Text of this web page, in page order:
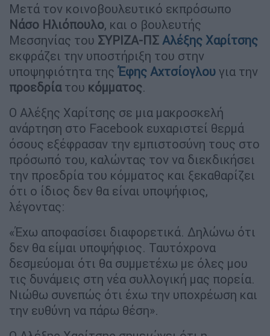
Μετά τον κοινοβουλευτικό εκπρόσωπο
Νάσο Ηλιόπουλο, και ο βουλευτής
Μεσσηνίας του ΣΥΡΙΖΑ-ΠΣ Αλέξης Χαρίτσης
εκφράζει την υποστήριξη του στην
υποψηφιότητα της Έφης Αχτσίογλου για την
προεδρίατου κόμματος.
Ο Αλέξης Χαρίτσης σε μια μακροσκελή
ανάρτηση στο Facebook ευχαριστεί θερμά
όσους εξέφρασαν την εμπιστοσύνη τους στο
πρόσωπό του, καλώντας τον να διεκδικήσει
την προεδρία του κόμματος και ξεκαθαρίζει
ότι ο ίδιος δεν θα είναι υποψήφιος,
λέγοντας:
«Έχω αποφασίσει διαφορετικά. Δηλώνω ότι
δεν θα είμαι υποψήφιος. Ταυτόχρονα
δεσμεύομαι ότι θα συμμετέχω με όλες μου
τις δυνάμεις στη νέα συλλογική μας πορεία.
Νιώθω συνεπώς ότι έχω την υποχρέωση και
την ευθύνη να πάρω θέση».